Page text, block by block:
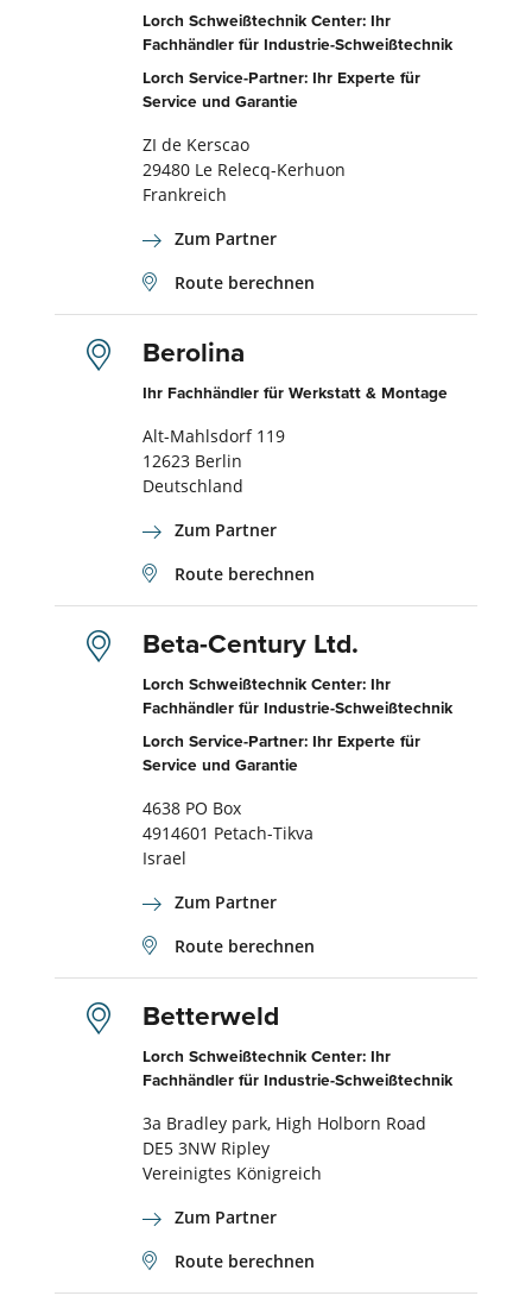
Lorch Schweißtechnik Center: Ihr
Fachhändler für Industrie-Schweißtechnik
Lorch Service-Partner: Ihr Experte für
Service und Garantie
ZI de Kerscao
29480 Le Relecq-Kerhuon
Frankreich
Zum Partner
Route berechnen
Berolina
Ihr Fachhändler für Werkstatt & Montage
Alt-Mahlsdorf 119
12623 Berlin
Deutschland
Zum Partner
Route berechnen
Beta-Century Ltd.
Lorch Schweißtechnik Center: Ihr
Fachhändler für Industrie-Schweißtechnik
Lorch Service-Partner: Ihr Experte für
Service und Garantie
4638 PO Box
4914601 Petach-Tikva
Israel
Zum Partner
Route berechnen
Betterweld
Lorch Schweißtechnik Center: Ihr
Fachhändler für Industrie-Schweißtechnik
3a Bradley park, High Holborn Road
DE5 3NW Ripley
Vereinigtes Königreich
Zum Partner
Route berechnen